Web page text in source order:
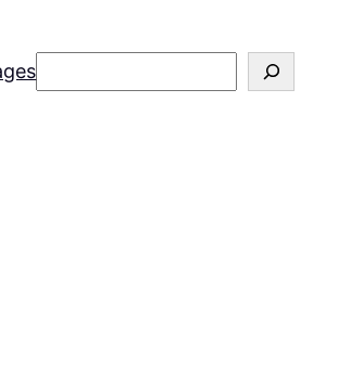
Rechercher